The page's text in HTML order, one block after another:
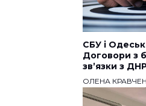
СБУ і
Договори з
звʼязки з
ОЛЕНА